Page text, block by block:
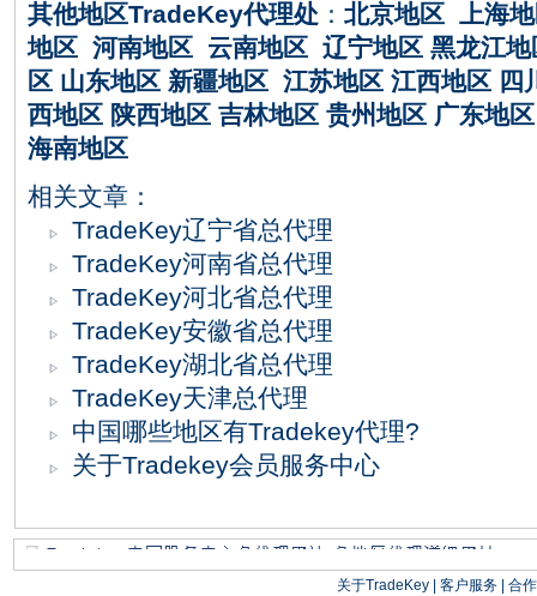
其他地区TradeKey代理处 ： 北京地区 上海
地区 河南地区 云南地区 辽宁地区 黑龙江地
区 山东地区 新疆地区 江苏地区 江西地区 四
西地区 陕西地区 吉林地区 贵州地区 广东地区
海南地区
相关文章：
TradeKey辽宁省总代理
TradeKey河南省总代理
TradeKey河北省总代理
TradeKey安徽省总代理
TradeKey湖北省总代理
TradeKey天津总代理
中国哪些地区有Tradekey代理?
关于Tradekey会员服务中心
关于TradeKey| 客户服务| 合